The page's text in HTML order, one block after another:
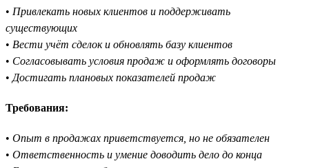
• Привлекать новых клиентов и поддерживать
существующих
• Вести учёт сделок и обновлять базу клиентов
• Согласовывать условия продаж и оформлять договоры
• Достигать плановых показателей продаж
Требования:
• Опыт в продажах приветствуется, но не обязателен
• Ответственность и умение доводить дело до конца